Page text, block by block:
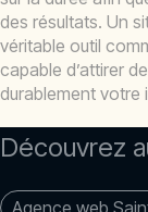
des résultats. Un
véritable outil
capable d’attirer
durablement votre
Découvrez